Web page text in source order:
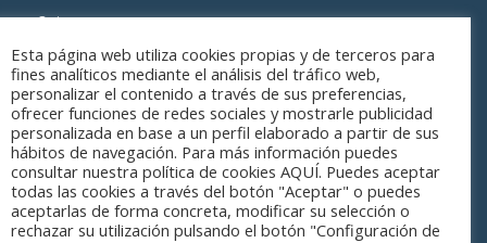
Quienes somos
Coste de los equipamientos y servicios municipales
Esta página web utiliza cookies propias y de terceros para
fines analíticos mediante el análisis del tráfico web,
personalizar el contenido a través de sus preferencias,
ofrecer funciones de redes sociales y mostrarle publicidad
personalizada en base a un perfil elaborado a partir de sus
hábitos de navegación. Para más información puedes
consultar nuestra política de cookies AQUÍ. Puedes aceptar
todas las cookies a través del botón "Aceptar" o puedes
aceptarlas de forma concreta, modificar su selección o
rechazar su utilización pulsando el botón "Configuración de